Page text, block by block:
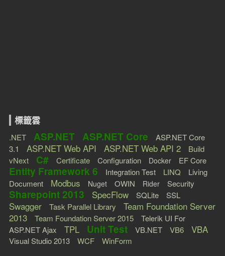
標籤雲
.NET ASP.NET ASP.NET Core
ASP.NET Core
3.1
ASP.NET Web API ASP.NET Web API 2
Build
vNext
C# Certificate Configuration Docker EF Core
Entity Framework 6 Integration Test LINQ
Living
Document
Modbus Nuget OWIN Rider Security
Sharepoint 2013 SpecFlow SQLite SSL
Swagger Task Parallel Library
Team Foundation Server
2013
Team Foundation Server 2015
Telerik UI For
ASP.NET Ajax
TPL Unit Test VB.NET VB6 VBA
Visual Studio 2013 WCF WinForm